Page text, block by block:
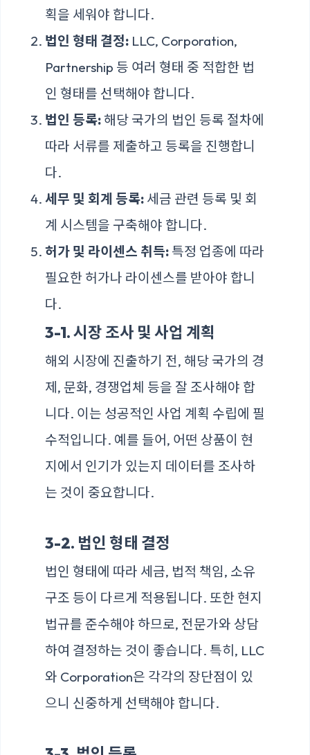
획을 세워야 합니다.
법인 형태 결정: LLC, Corporation,
Partnership 등 여러 형태 중 적합한 법
인 형태를 선택해야 합니다.
법인 등록: 해당 국가의 법인 등록 절차에
따라 서류를 제출하고 등록을 진행합니
다.
세무 및 회계 등록: 세금 관련 등록 및 회
계 시스템을 구축해야 합니다.
허가 및 라이센스 취득: 특정 업종에 따라
필요한 허가나 라이센스를 받아야 합니
다.
3-1. 시장 조사 및 사업 계획
해외 시장에 진출하기 전, 해당 국가의 경
제, 문화, 경쟁업체 등을 잘 조사해야 합
니다. 이는 성공적인 사업 계획 수립에 필
수적입니다. 예를 들어, 어떤 상품이 현
지에서 인기가 있는지 데이터를 조사하
는 것이 중요합니다.
3-2. 법인 형태 결정
법인 형태에 따라 세금, 법적 책임, 소유
구조 등이 다르게 적용됩니다. 또한 현지
법규를 준수해야 하므로, 전문가와 상담
하여 결정하는 것이 좋습니다. 특히, LLC
와 Corporation은 각각의 장단점이 있
으니 신중하게 선택해야 합니다.